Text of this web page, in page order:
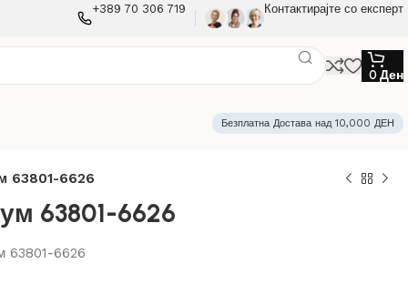
+389 70 306 719 Контактирајте со експерт
0 Ден
Безплатна Достава над 10,000 ДЕН
63801-6626
63801-6626
63801-6626